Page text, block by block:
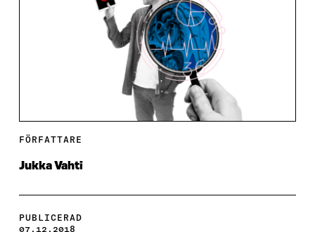
FÖRFATTARE
Jukka Vahti
PUBLICERAD
07.12.2018